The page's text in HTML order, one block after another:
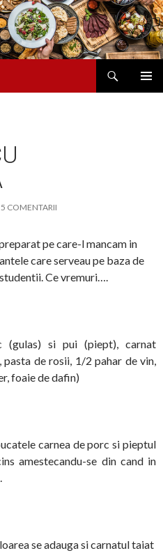
5 COMENTARII
pe care-l mancam in
care serveau pe baza de
Ce vremuri….
(gulas) si pui (piept), carnat
de rosii, 1/2 pahar de vin,
foaie de dafin)
carnea de porc si pieptul
amestecandu-se din cand in
se adauga si carnatul taiat